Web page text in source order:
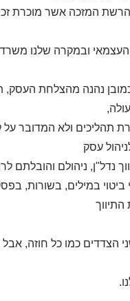
אשר מוכרת
ובמקרה שלנו משרד
נהנה מהצלחת העסק,
תהליכים ולא המדובר
עסק
נדל"ן, ניהולם והובלתם
במילים, בשורות,
שני הצדדים כמו כל